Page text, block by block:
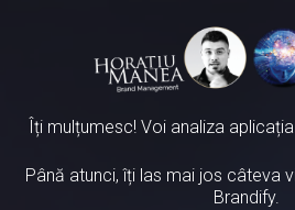
Îți mulțumesc! Voi analiza
Până atunci, îți las mai jos câteva
Brandify.